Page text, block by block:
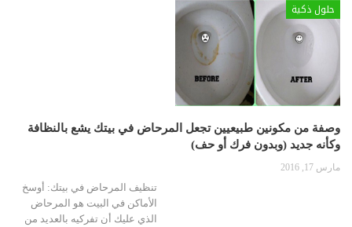
حلول ذكية
وصفة من مكونين طبيعيين تجعل المرحاض في بيتك يشع بالنظافة
وكأنه جديد (وبدون فرك أو حف)
مارس 17, 2016
تنظيف المرحاض في بيتك: أوسخ
الأماكن في البيت هو المرحاض
الذي عليك أن تفركيه بالعديد من